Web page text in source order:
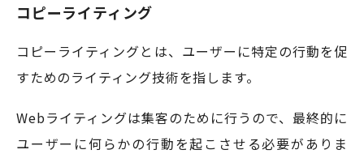
コピーライティング
コピーライティングとは、ユーザーに特定の行動を促
すためのライティング技術を指します。
Webライティングは集客のために行うので、最終的に
ユーザーに何らかの行動を起こさせる必要がありま